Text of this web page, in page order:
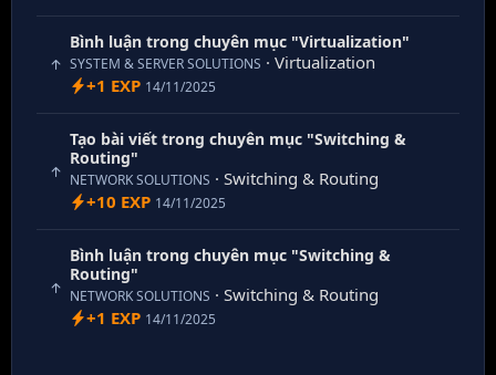
Bình luận trong chuyên mục "Virtualization"
SYSTEM & SERVER SOLUTIONS · Virtualization
+1 EXP 14/11/2025
Tạo bài viết trong chuyên mục "Switching &
Routing"
NETWORK SOLUTIONS · Switching & Routing
+10 EXP 14/11/2025
Bình luận trong chuyên mục "Switching &
Routing"
NETWORK SOLUTIONS · Switching & Routing
+1 EXP 14/11/2025